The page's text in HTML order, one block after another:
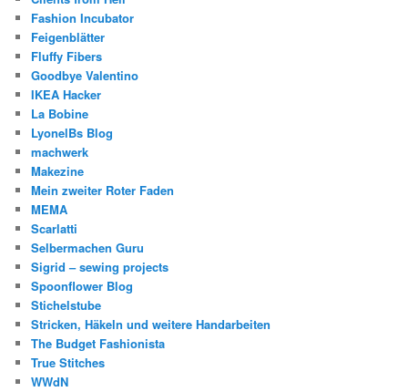
Fashion Incubator
Feigenblätter
Fluffy Fibers
Goodbye Valentino
IKEA Hacker
La Bobine
LyonelBs Blog
machwerk
Makezine
Mein zweiter Roter Faden
MEMA
Scarlatti
Selbermachen Guru
Sigrid – sewing projects
Spoonflower Blog
Stichelstube
Stricken, Häkeln und weitere Handarbeiten
The Budget Fashionista
True Stitches
WWdN